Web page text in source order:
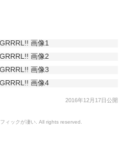
2016年12月17日公開
ィックが凄い. All rights reserved.